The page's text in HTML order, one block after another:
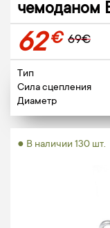
чемоданом
62€ 69€
Тип
Сила сцепления
Диаметр
● В наличии 130 шт.